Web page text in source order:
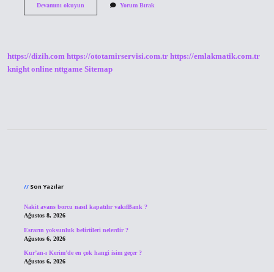
Devamını okuyunAtatürk
Yorum Bırak
https://dizih.com https://ototamirservisi.com.tr https://emlakmatik.com.tr
knight online nttgame Sitemap
Son Yazılar
Nakit avans borcu nasıl kapatılır vakıfBank ?
Ağustos 8, 2026
Esrarın yoksunluk belirtileri nelerdir ?
Ağustos 6, 2026
Kur’an-ı Kerim’de en çok hangi isim geçer ?
Ağustos 6, 2026